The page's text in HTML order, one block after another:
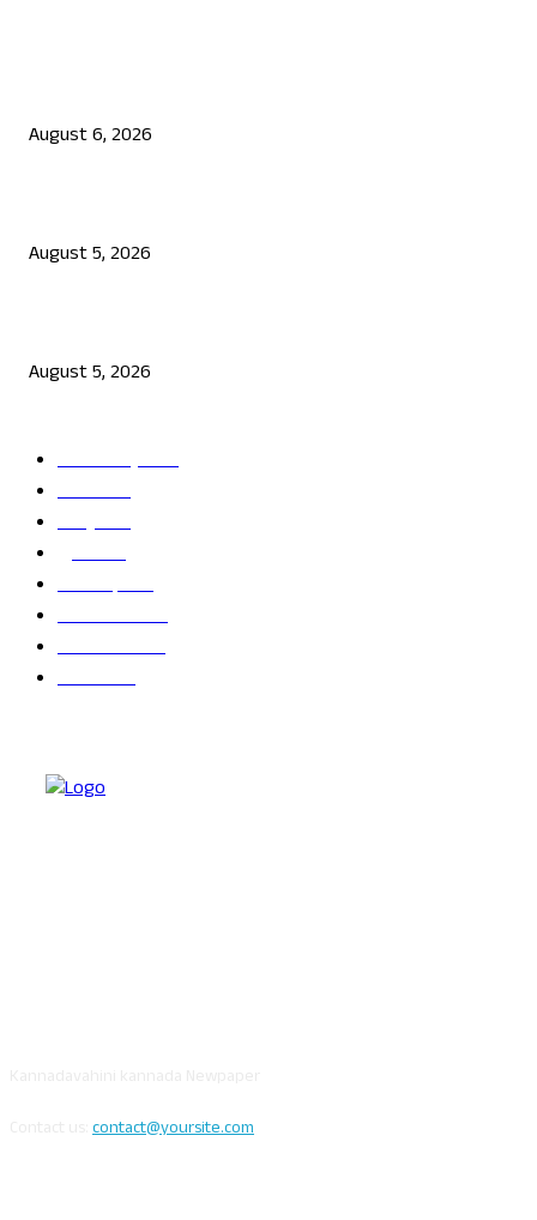
August 6, 2026
August 5, 2026
August 5, 2026
ತಾಜಾ ಸುದ್ದಿ 2865
ದೇಶ2243
ರಾಜ್ಯ 2216
ಕ್ರೀಡೆ1138
ಅಪರಾಧ789
ರಾಜಕೀಯ686
ಬೆಂಗಳೂರು681
ವಿದೇಶ625
contact@yoursite.com